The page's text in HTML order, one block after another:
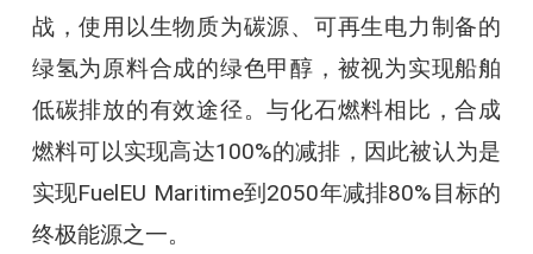
战，使用以生物质为碳源、可再生电力制备的
绿氢为原料合成的绿色甲醇，被视为实现船舶
低碳排放的有效途径。与化石燃料相比，合成
燃料可以实现高达100%的减排，因此被认为是
实现FuelEU Maritime到2050年减排80%目标的
终极能源之一。